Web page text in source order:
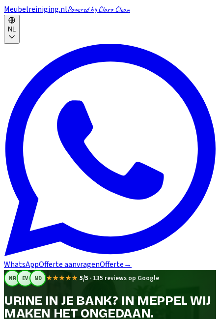
Meubelreiniging.nlPowered by Claro Clean
NL
WhatsAppOfferte aanvragenOfferte→
NR EV MD ★★★★★ 5/5 · 135 reviews op Google
URINE IN JE BANK? IN MEPPEL WIJ
MAKEN HET ONGEDAAN.